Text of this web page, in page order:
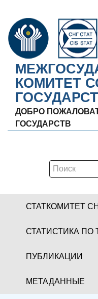
КОМИТЕТ
ДОБРО
ГОСУДАРСТВ
СТАТКОМИТЕТ
СТАТИСТИКА ПО
ПУБЛИКАЦИИ
МЕТАДАННЫЕ